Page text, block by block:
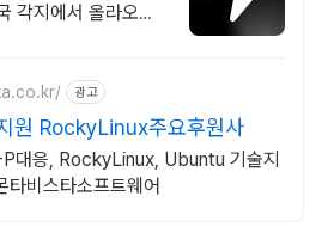
각지에서 올라오는
광고
원 RockyLinux주요후원사
응, RockyLinux, Ubuntu 기술지
타비스타소프트웨어